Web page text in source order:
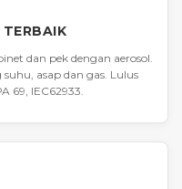
dan pek dengan aerosol.
asap dan gas. Lulus
69, IEC62933.